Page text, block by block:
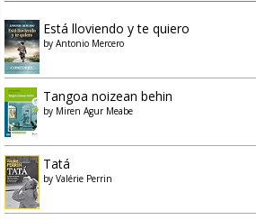
Está lloviendo y te quiero
by Antonio Mercero
Tangoa noizean behin
by Miren Agur Meabe
Tatá
by Valérie Perrin